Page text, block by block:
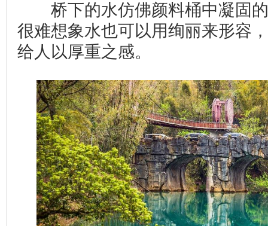
桥下的水仿佛颜料桶中凝固的
很难想象水也可以用绚丽来形容
给人以厚重之感。